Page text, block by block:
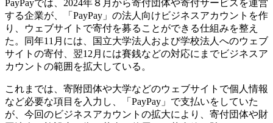
PayPayでは、2024年８月から寄付団体や寄付サービスを運営
する企業が、「PayPay」の法人向けビジネスアカウントを作
り、ウェブサイトで寄付を募ることができる仕組みを整え
た。同年11月には、国立大学法人および学校法人へのウェブ
サイトの寄付、翌12月には賽銭などの対応にまでビジネスア
カウントの範囲を拡大している。
これまでは、寄附団体や大学などのウェブサイトで個人情報
など必要な項目を入力し、「PayPay」で支払いをしていた
が、今回のビジネスアカウントの拡大により、寄付団体や財